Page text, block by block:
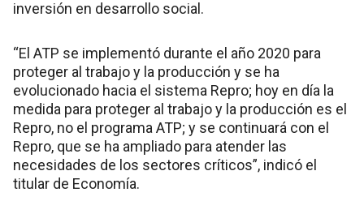
inversión en desarrollo social.
“El ATP se implementó durante el año 2020 para
proteger al trabajo y la producción y se ha
evolucionado hacia el sistema Repro; hoy en día la
medida para proteger al trabajo y la producción es el
Repro, no el programa ATP; y se continuará con el
Repro, que se ha ampliado para atender las
necesidades de los sectores críticos”, indicó el
titular de Economía.